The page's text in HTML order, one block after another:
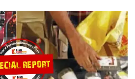
ശക്തമായി പ്രതിഷേധിക്ക